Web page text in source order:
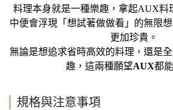
料理本身就是一種樂趣，拿起AUX料
中便會浮現「想試著做做看」的無限
更加珍貴。
無論是想追求省時高效的料理，還是
趣，這兩種願望AUX都
規格與注意事項